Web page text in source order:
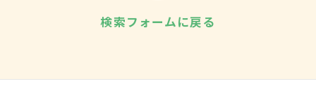
検索フォームに戻る